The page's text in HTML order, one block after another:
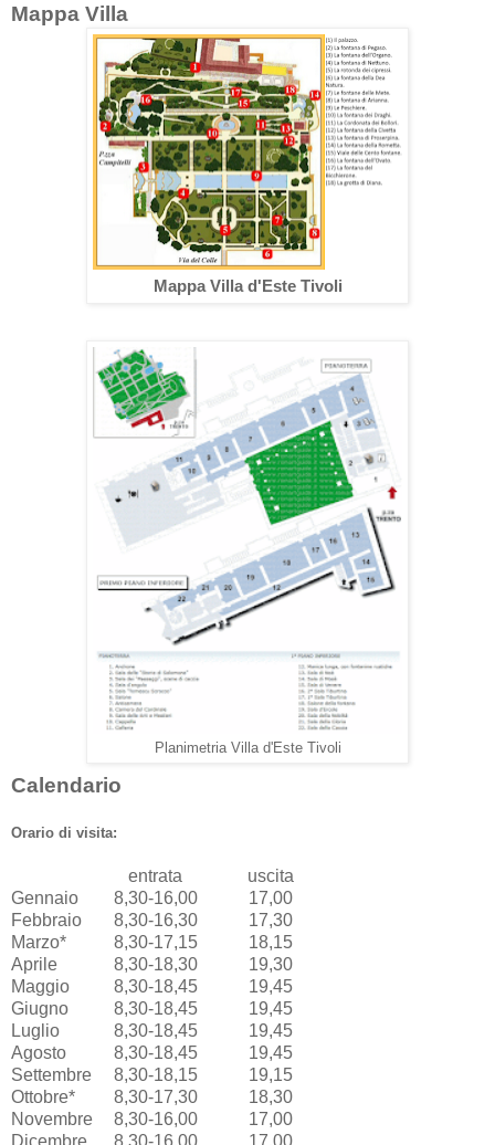
Mappa Villa
Mappa Villa d'Este Tivoli
Planimetria Villa d'Este Tivoli
Calendario
Orario di visita:
entrata
uscita
Gennaio
8,30-16,00
17,00
Febbraio
8,30-16,30
17,30
Marzo*
8,30-17,15
18,15
Aprile
8,30-18,30
19,30
Maggio
8,30-18,45
19,45
Giugno
8,30-18,45
19,45
Luglio
8,30-18,45
19,45
Agosto
8,30-18,45
19,45
Settembre
8,30-18,15
19,15
Ottobre*
8,30-17,30
18,30
Novembre
8,30-16,00
17,00
Dicembre
8,30-16,00 17,00